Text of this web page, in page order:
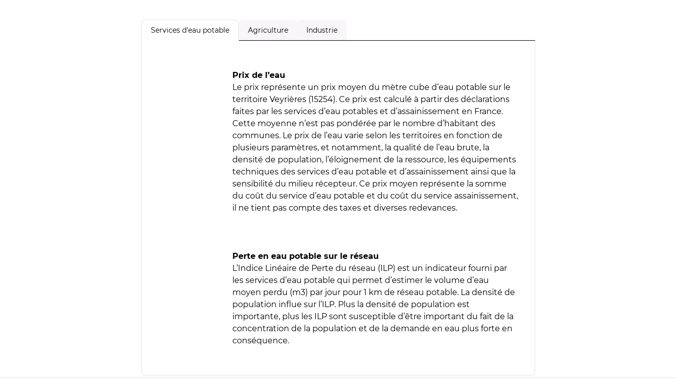
Services d'eau potable Agriculture Industrie
Prix de l’eau
Le prix représente un prix moyen du mètre cube d’eau potable sur le
territoire Veyrières (15254). Ce prix est calculé à partir des déclarations
faites par les services d’eau potables et d’assainissement en France.
Cette moyenne n’est pas pondérée par le nombre d’habitant des
communes. Le prix de l’eau varie selon les territoires en fonction de
plusieurs paramètres, et notamment, la qualité de l’eau brute, la
densité de population, l’éloignement de la ressource, les équipements
techniques des services d’eau potable et d’assainissement ainsi que la
sensibilité du milieu récepteur. Ce prix moyen représente la somme
du coût du service d’eau potable et du coût du service assainissement,
il ne tient pas compte des taxes et diverses redevances.
Perte en eau potable sur le réseau
L’Indice Linéaire de Perte du réseau (ILP) est un indicateur fourni par
les services d’eau potable qui permet d’estimer le volume d’eau
moyen perdu (m3) par jour pour 1 km de réseau potable. La densité de
population influe sur l’ILP. Plus la densité de population est
importante, plus les ILP sont susceptible d’être important du fait de la
concentration de la population et de la demande en eau plus forte en
conséquence.